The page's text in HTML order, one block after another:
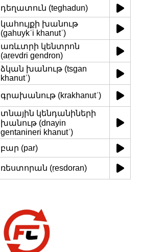
դեղատուն (teghadun)
կահույքի խանութ
(gahuykʿi khanutʿ)
առևտրի կենտրոն
(aṛevdri gendron)
ձկան խանութ (tsgan
khanutʿ)
գրախանութ (krakhanutʿ)
տնային կենդանիների
խանութ (dnayin
gentanineri khanutʿ)
բար (par)
ռեստորան (ṛesdoran)